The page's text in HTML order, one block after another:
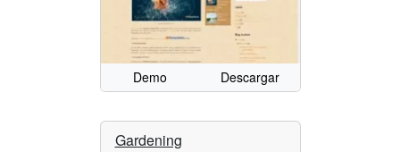
Demo Descargar
Gardening